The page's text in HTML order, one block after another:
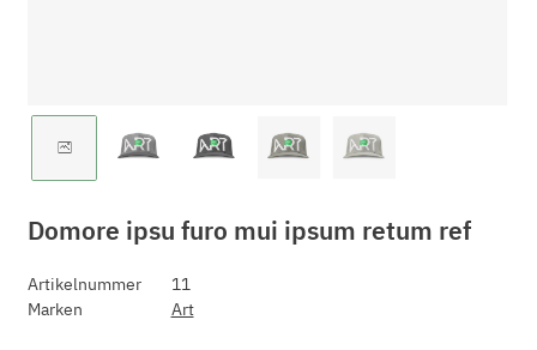
Domore ipsu furo mui ipsum retum ref
Artikelnummer
11
Marken
Art